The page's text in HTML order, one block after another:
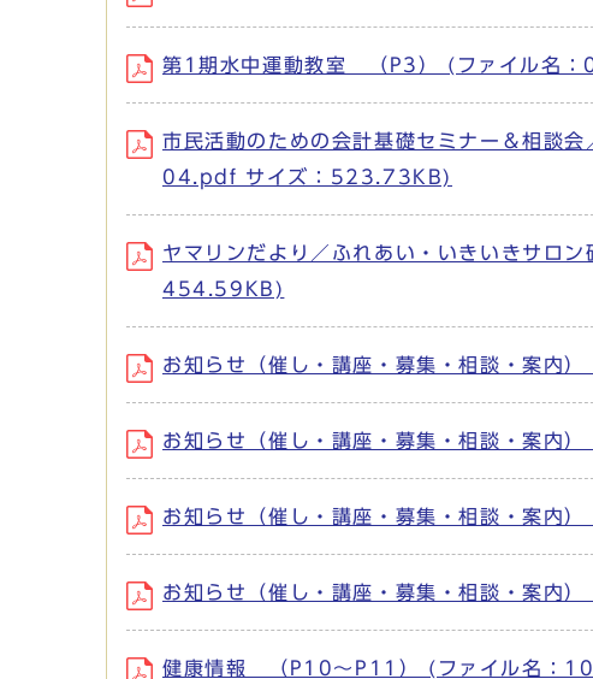
第1期水中運動教室 （P3） (ファイル名
市民活動のための会計基礎セミナー＆相談
04.pdf サイズ：523.73KB)
ヤマリンだより／ふれあい・いきいきサ
454.59KB)
お知らせ（催し・講座・募集・相談・案
お知らせ（催し・講座・募集・相談・案
お知らせ（催し・講座・募集・相談・案
お知らせ（催し・講座・募集・相談・案
健康情報 （P10～P11） (ファイル名：